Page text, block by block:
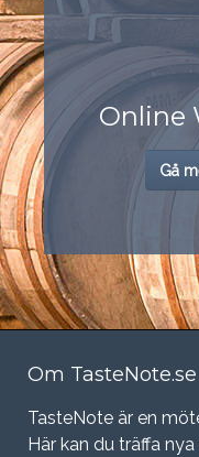
Online
Gå
Om TasteNote.se
TasteNote är en
Här kan du träffa